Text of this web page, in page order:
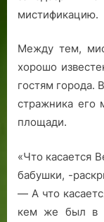
мистификацию.
Между тем,
хорошо
гостям города.
стражника его
площади.
«Что касается
бабушки, -
— А что
кем же был в